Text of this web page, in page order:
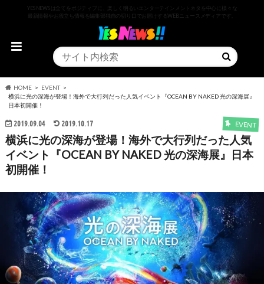
YESNEWSは全てをポジティブに、楽しく明るいエンターテインメントネタを中心に様々な
最新情報やお役立ち情報を編集部独自の切り口でお届けするWEBニュースメディアです。
HOME
EVENT
横浜に光の深海が登場！海外で大行列だった人気イベント『OCEAN BY NAKED 光の深海展』
日本初開催！
2019.09.04 2019.10.17 EVENT
横浜に光の深海が登場！海外で大行列だった人気
イベント『OCEAN BY NAKED 光の深海展』日本
初開催！